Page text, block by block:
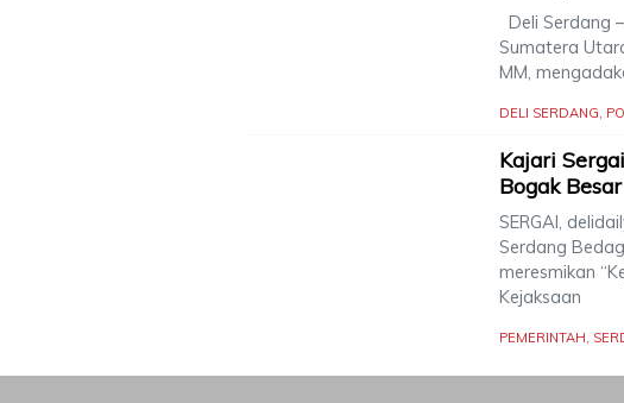
Deli Serdang
Sumatera
MM,
DELI SERDANG,
Kajari
Bogak Besar
SERGAI,
Serdang
meresmikan
Kejaksaan
PEMERINTAH,